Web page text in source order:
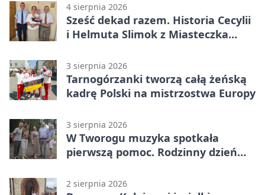
4 sierpnia 2026
Sześć dekad razem. Historia Cecylii
i Helmuta Slimok z Miasteczka
3 sierpnia 2026
Tarnogórzanki tworzą całą żeńską
kadrę Polski na mistrzostwa Europy
3 sierpnia 2026
W Tworogu muzyka spotkała
pierwszą pomoc. Rodzinny dzień
2 sierpnia 2026